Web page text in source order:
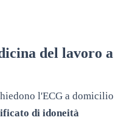
del lavoro a
l'ECG a domicilio
di idoneità